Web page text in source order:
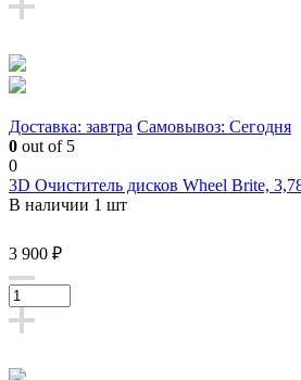
Доставка: завтра Самовывоз: Сегодня
0 out of 5
0
3D Очиститель дисков Wheel Brite,
В наличии 1 шт
3 900 ₽